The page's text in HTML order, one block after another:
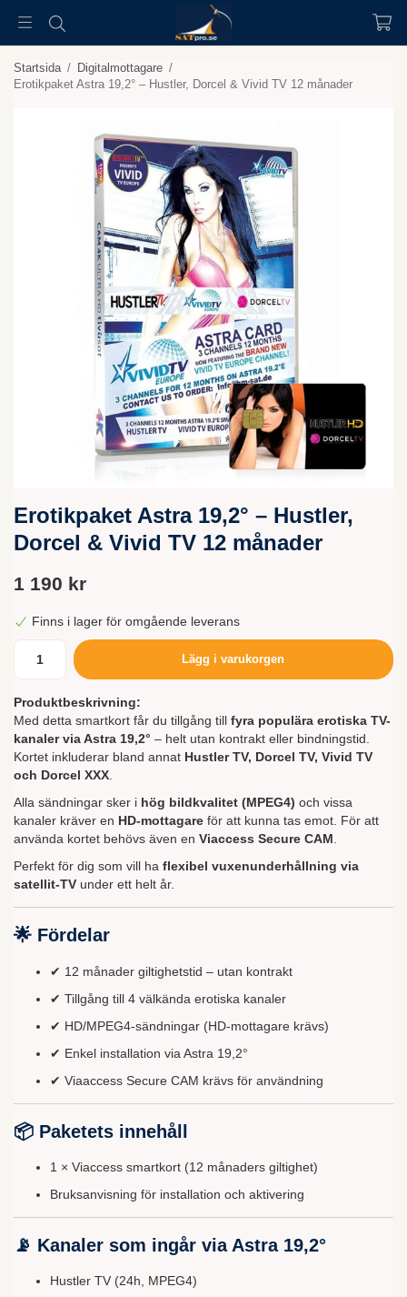
Startsida / Digitalmottagare /
Erotikpaket Astra 19,2° – Hustler, Dorcel & Vivid TV 12 månader
Erotikpaket Astra 19,2° – Hustler,
Dorcel & Vivid TV 12 månader
1 190 kr
Finns i lager för omgående leverans
Lägg i varukorgen
Produktbeskrivning:
Med detta smartkort får du tillgång till fyra populära erotiska TV-
kanaler via Astra 19,2° – helt utan kontrakt eller bindningstid.
Kortet inkluderar bland annat Hustler TV, Dorcel TV, Vivid TV
och Dorcel XXX.
Alla sändningar sker i hög bildkvalitet (MPEG4) och vissa
kanaler kräver en HD-mottagare för att kunna tas emot. För att
använda kortet behövs även en Viaccess Secure CAM.
Perfekt för dig som vill ha flexibel vuxenunderhållning via
satellit-TV under ett helt år.
🌟 Fördelar
✔ 12 månader giltighetstid – utan kontrakt
✔ Tillgång till 4 välkända erotiska kanaler
✔ HD/MPEG4-sändningar (HD-mottagare krävs)
✔ Enkel installation via Astra 19,2°
✔ Viaaccess Secure CAM krävs för användning
📦 Paketets innehåll
1 × Viaccess smartkort (12 månaders giltighet)
Bruksanvisning för installation och aktivering
📡 Kanaler som ingår via Astra 19,2°
Hustler TV (24h, MPEG4)